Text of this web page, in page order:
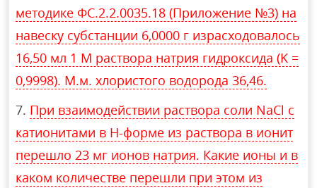
методике ФС.2.2.0035.18 (Приложение №3) на
навеску субстанции 6,0000 г израсходовалось
16,50 мл 1 М раствора натрия гидроксида (K =
0,9998). М.м. хлористого водорода 36,46.
При взаимодействии раствора соли NaCl с
катионитами в Н-форме из раствора в ионит
перешло 23 мг ионов натрия. Какие ионы и в
каком количестве перешли при этом из